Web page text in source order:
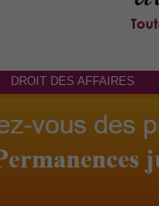
DROIT DES AFFAIRES